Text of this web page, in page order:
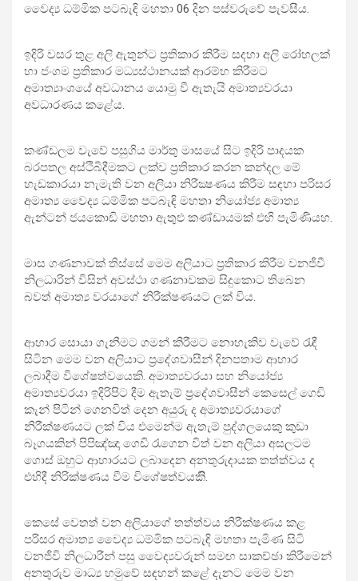
වෛද්‍ය ධම්මික පටබැඳි මහතා 06 දින පස්වරුවේ පැවසීය.
ඉදිරි වසර තුළ අලි ඇතුන්ට ප්‍රතිකාර කිරීම සදහා අලි රෝහලක්
හා ජංගම ප්‍රතිකාර මධ්‍යස්ථානයක් ආරම්භ කිරීමට
අමාත්‍යාංශයේ අවධානය යොමු වී ඇතැයි අමාත්‍යවරයා
අවධාරණය කළේය.
කණ්ඩලම වැවේ පසුගිය මාර්තු මාසයේ සිට ඉදිරි පාදයක
බරපතල අස්ථිබිදීමකට ලක්ව ප්‍රතිකාර කරන කන්දල මේ
හැඩකාරයා නැමැති වන අලියා නිරීක්‍ෂණය කිරීම සඳහා පරිසර
අමාත්‍ය වෛද්‍ය ධම්මික පටබැඳි මහතා නියෝජ්‍ය අමාත්‍ය
ඇන්ටන් ජයකොඩි මහතා ඇතුළු කණ්ඩායමක් එහි පැමිණියහ.
මාස ගණනාවක් තිස්සේ මෙම අලියාට ප්‍රතිකාර කිරීම වනජීවී
නිලධාරින් විසින් අවස්ථා ගණනාවකම සිදුකොට තිබෙන
බවත් අමාත්‍ය වරයාගේ නිරීක්ෂණයට ලක් විය.
ආහාර සොයා ගැනීමට ගමන් කිරීමට නොහැකිව වැවේ රැඳී
සිටින මෙම වන අලියාට ප්‍රදේශවාසීන් දිනපතාම ආහාර
ලබාදීම විශේෂත්වයෙකි. අමාත්‍යවරයා සහ නියෝජ්‍ය
අමාත්‍යවරයා ඉදිරිපිට දීම ඇතැම් ප්‍රදේශවාසීන් කෙසෙල් ගෙඩි
කැන් පිටින් ගෙනවිත් දෙන අයුරු ද අමාත්‍යවරයාගේ
නිරීක්ෂණයට ලක් විය එමෙන්ම ඇතැම් පුද්ගලයෙකු කුඩා
බෑගයකින් පිපිඤ්ඤා ගෙඩි රැගෙන විත් වන අලියා අසලටම
ගොස් ඔහුට ආහාරයට ලබාදෙන අනතුරුදායක තත්ත්වය ද
එහිදී නිරික්ෂණය වීම විශේෂත්වයකිි.
කෙසේ වෙතත් වන අලියාගේ තත්ත්වය නිරීක්ෂණය කළ
පරිසර අමාත්‍ය වෛද්‍ය ධම්මික පටබැඳි මහතා පැමිණ සිටි
වනජීවි නිලධාරීන් පසු වෛද්‍යවරුන් සමඟ සාකච්ඡා කිරීමෙන්
අනතුරුව මාධ්‍ය හමුවේ සඳහන් කළේ දැනට මෙම වන